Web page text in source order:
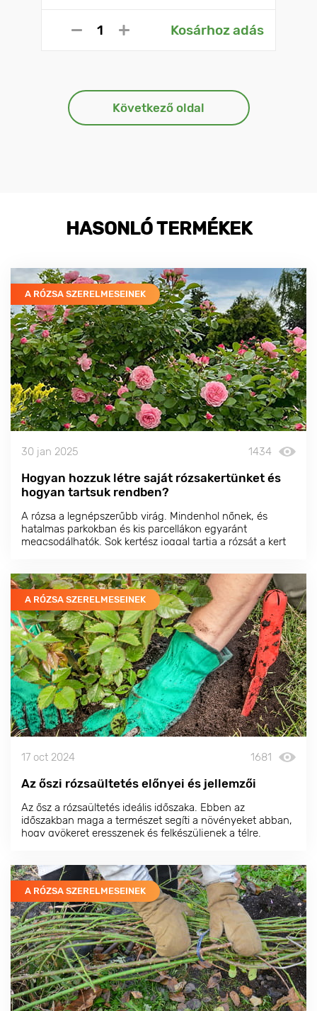
Kosárhoz adás
Következő oldal
HASONLÓ TERMÉKEK
A RÓZSA SZERELMESEINEK
30 jan 2025 1434
Hogyan hozzuk létre saját rózsakertünket és
hogyan tartsuk rendben?
A rózsa a legnépszerűbb virág. Mindenhol nőnek, és
hatalmas parkokban és kis parcellákon egyaránt
megcsodálhatók. Sok kertész joggal tartja a rózsát a kert
A RÓZSA SZERELMESEINEK
17 oct 2024 1681
Az őszi rózsaültetés előnyei és jellemzői
Az ősz a rózsaültetés ideális időszaka. Ebben az
időszakban maga a természet segíti a növényeket abban,
hogy gyökeret eresszenek és felkészüljenek a télre.
gyökeresedéshez.
A RÓZSA SZERELMESEINEK